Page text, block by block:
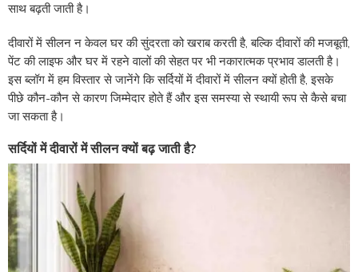
साथ बढ़ती जाती है।
दीवारों में सीलन न केवल घर की सुंदरता को खराब करती है, बल्कि दीवारों की मजबूती,
पेंट की लाइफ और घर में रहने वालों की सेहत पर भी नकारात्मक प्रभाव डालती है।
इस ब्लॉग में हम विस्तार से जानेंगे कि सर्दियों में दीवारों में सीलन क्यों होती है, इसके
पीछे कौन-कौन से कारण जिम्मेदार होते हैं और इस समस्या से स्थायी रूप से कैसे बचा
जा सकता है।
सर्दियों में दीवारों में सीलन क्यों बढ़ जाती है?